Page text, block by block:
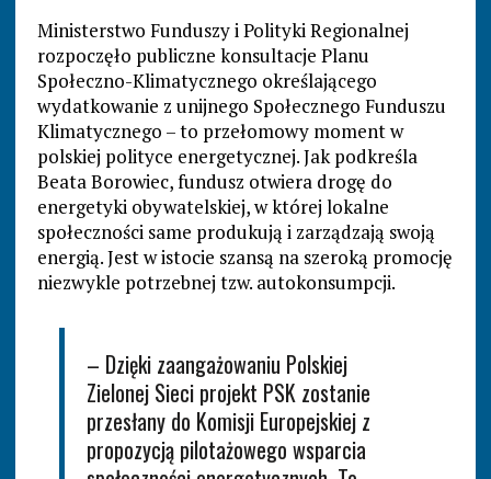
Ministerstwo Funduszy i Polityki Regionalnej
rozpoczęło publiczne konsultacje Planu
Społeczno-Klimatycznego określającego
wydatkowanie z unijnego Społecznego Funduszu
Klimatycznego – to przełomowy moment w
polskiej polityce energetycznej. Jak podkreśla
Beata Borowiec, fundusz otwiera drogę do
energetyki obywatelskiej, w której lokalne
społeczności same produkują i zarządzają swoją
energią. Jest w istocie szansą na szeroką promocję
niezwykle potrzebnej tzw. autokonsumpcji.
– Dzięki zaangażowaniu Polskiej
Zielonej Sieci projekt PSK zostanie
przesłany do Komisji Europejskiej z
propozycją pilotażowego wsparcia